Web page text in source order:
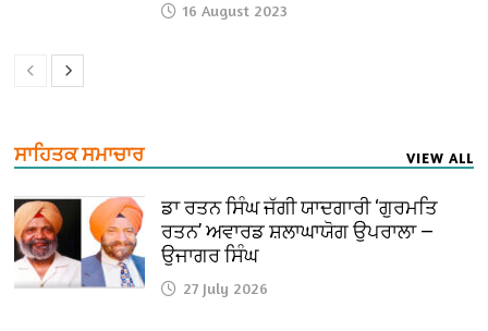
16 August 2023
ਸਾਹਿਤਕ ਸਮਾਚਾਰ VIEW ALL
ਡਾ ਰਤਨ ਸਿੰਘ ਜੱਗੀ ਯਾਦਗਾਰੀ ‘ਗੁਰਮਤਿ
ਰਤਨ’ ਅਵਾਰਡ ਸ਼ਲਾਘਾਯੋਗ ਉਪਰਾਲਾ —
ਉਜਾਗਰ ਸਿੰਘ
27 July 2026